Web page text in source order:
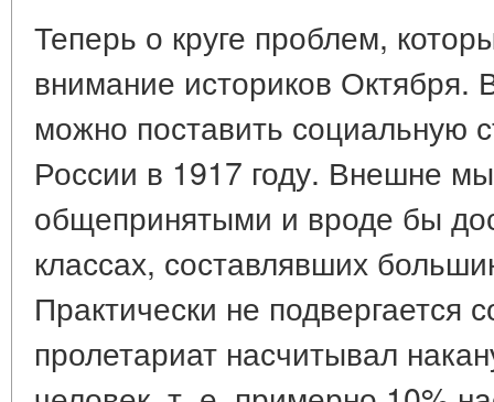
Теперь о круге проблем,
внимание историков Октября.
можно поставить социальную
России в 1917 году. Внешне
общепринятыми и вроде бы
классах, составлявших
Практически не подвергается
пролетариат насчитывал